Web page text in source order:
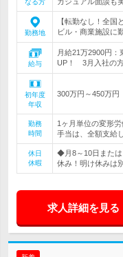
なる方
勤務地
【転勤なし！全
ビル・商業施設に
給与
月給21万2900円
UP！ 3月入社の
初年度
年収
300万円～450万円
勤務
時間
1ヶ月単位の変形
手当は、全額支給
休日
休暇
◆月8～10日また
休み！明け休みは
求人詳細を見る